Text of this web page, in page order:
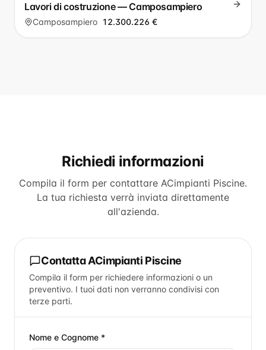
Lavori di costruzione — Camposampiero
Camposampiero 12.300.226 €
Richiedi informazioni
Compila il form per contattare ACimpianti Piscine.
La tua richiesta verrà inviata direttamente
all'azienda.
ContattaACimpianti Piscine
Compila il form per richiedere informazioni o un
preventivo. I tuoi dati non verranno condivisi con
terze parti.
Nome e Cognome *